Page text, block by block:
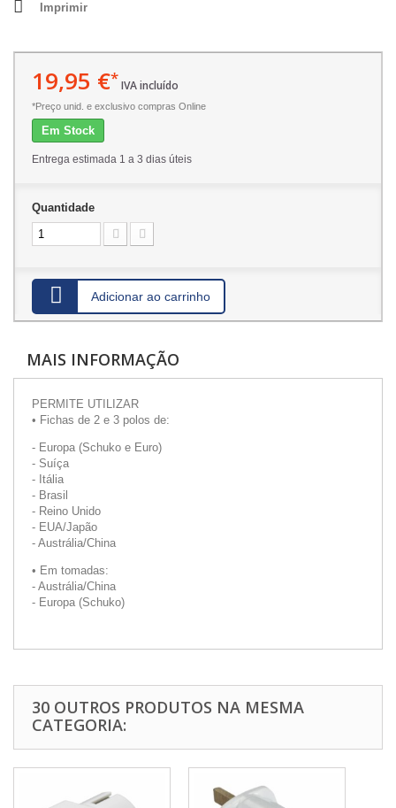
Imprimir
19,95 €*IVA incluído
*Preço unid. e exclusivo compras Online
Em Stock
Entrega estimada 1 a 3 dias úteis
Quantidade
Adicionar ao carrinho
MAIS INFORMAÇÃO
PERMITE UTILIZAR
• Fichas de 2 e 3 polos de:
- Europa (Schuko e Euro)
- Suíça
- Itália
- Brasil
- Reino Unido
- EUA/Japão
- Austrália/China
• Em tomadas:
- Austrália/China
- Europa (Schuko)
30 OUTROS PRODUTOS NA MESMA
CATEGORIA: